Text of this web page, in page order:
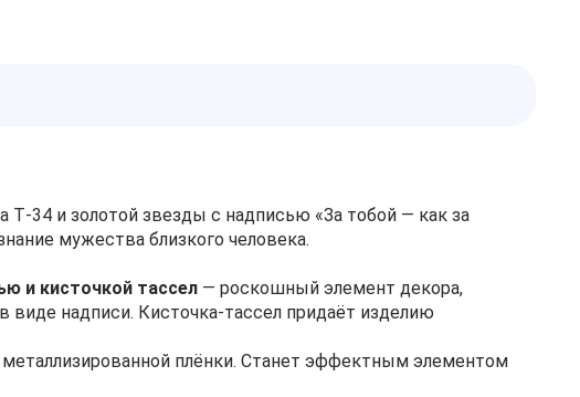
и золотой звезды с надписью «За тобой — как за
мужества близкого человека.
и кисточкой тассел — роскошный элемент декора,
надписи. Кисточка‑тассел придаёт изделию
плёнки. Станет эффектным элементом